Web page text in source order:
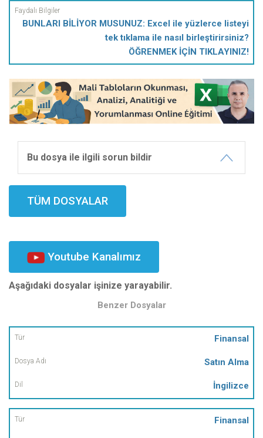
BUNLARI BİLİYOR MUSUNUZ: Excel ile yüzlerce listeyi
tek tıklama ile nasıl birleştirirsiniz?
ÖĞRENMEK İÇİN TIKLAYINIZ!
Bu dosya ile ilgili sorun bildir
TÜM DOSYALAR
Youtube Kanalımız
Aşağıdaki dosyalar işinize yarayabilir.
Benzer Dosyalar
Tür
Dosya
Dil
Finansal
Satın Alma
İngilizce
Finansal